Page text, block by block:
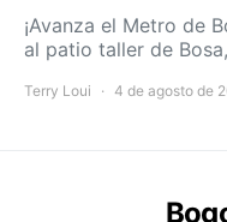
¡Avanza el Metro de
al patio taller de
Terry Loui 4 de agosto de